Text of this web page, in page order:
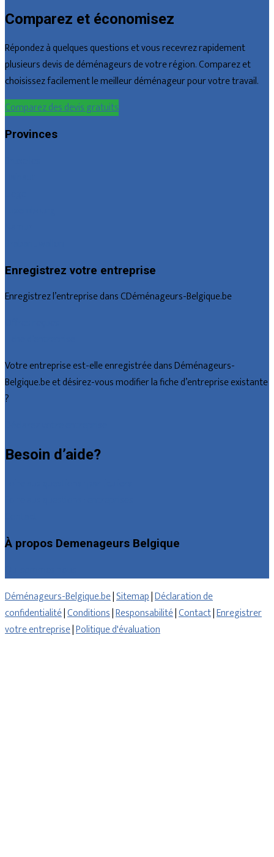
Comparez et économisez
Répondez à quelques questions et vous recevrez rapidement
plusieurs devis de déménageurs de votre région. Comparez et
choisissez facilement le meilleur déménageur pour votre travail.
Comparez des devis gratuits
Provinces
Enregistrez votre entreprise
Enregistrez l’entreprise dans CDéménageurs-Belgique.be
Votre entreprise est-elle enregistrée dans Déménageurs-
Belgique.be et désirez-vous modifier la fiche d’entreprise existante
?
Besoin d’aide?
À propos Demenageurs Belgique
Déménageurs-Belgique.be|Sitemap|Déclaration de
confidentialité|Conditions|Responsabilité|Contact|Enregistrer
votre entreprise|Politique d'évaluation